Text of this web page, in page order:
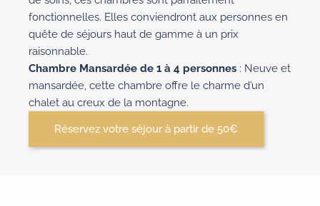
fonctionnelles. Elles conviendront aux personnes en
quête de séjours haut de gamme à un prix
raisonnable.
Chambre Mansardée de 1 à 4 personnes : Neuve et
mansardée, cette chambre offre le charme d’un
chalet au creux de la montagne.
Réservez votre séjour à partir de 50€